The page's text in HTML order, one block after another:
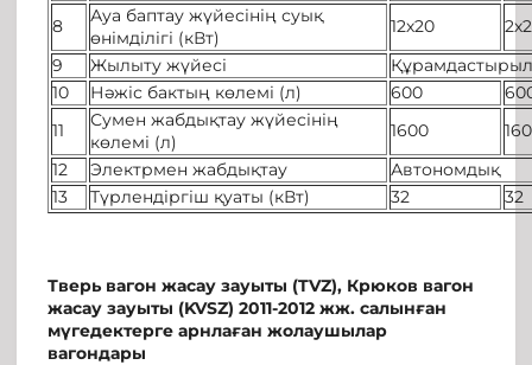
8
Ауа баптау жүйесінің суық
өнімділігі (кВт)
12х20
9
Жылыту жүйесі
10
Нәжіс бактың көлемі (л) 600
11
Сумен жабдықтау жүйесінің
көлемі (л)
1600
12
Электрмен жабдықтау
Автономдық
13
Түрлендіргіш қуаты (кВт) 32 32
Тверь вагон жасау зауыты (TVZ), Крюков вагон
жасау зауыты (KVSZ) 2011-2012 жж. салынған
мүгедектерге арнлаған жолаушылар
вагондары